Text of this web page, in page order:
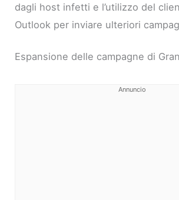
dagli host infetti e l’utilizzo del
Outlook per inviare ulteriori
Espansione delle campagne di
Annuncio